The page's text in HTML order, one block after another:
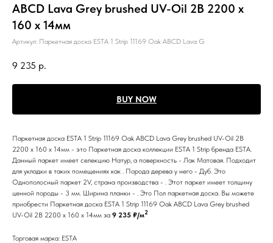
ABCD Lava Grey brushed UV-Oil 2B 2200 x
160 x 14мм
Артикул: Паркетная доска ESTA 1 Strip 11169 Oak ABCD Lava G
9 235 р.
BUY NOW
Паркетная доска ESTA 1 Strip 11169 Oak ABCD Lava Grey brushed UV-Oil 2B
2200 x 160 x 14мм - это Паркетная доска коллекции ESTA 1 Strip бренда ESTA.
Данный паркет имеет селекцию Натур, а поверхность - Лак Матовая. Подходит
для укладки в таких помещениях как . Порода дерева у него - Дуб. Это
Однополосный паркет 2V, страна производства - . Этот паркет имеет толщину
ценной породы - 3 мм. Ширина планки - . Это Пол паркетная доска. Вы можете
приобрести Паркетная доска ESTA 1 Strip 11169 Oak ABCD Lava Grey brushed
UV-Oil 2B 2200 x 160 x 14мм за 9 235 ₽/м2
Торговая марка: ESTA